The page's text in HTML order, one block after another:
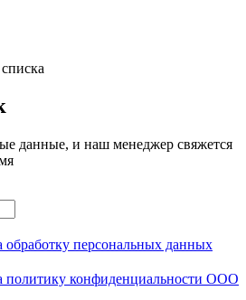
данные, и наш менеджер свяжется
обработку персональных данных
политику конфиденциальности ООО